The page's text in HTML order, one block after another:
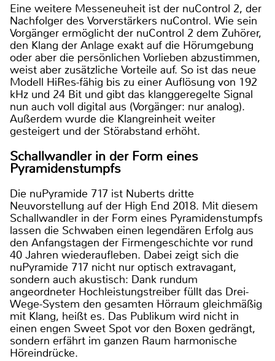
Eine weitere Messeneuheit ist der nuControl 2, der
Nachfolger des Vorverstärkers nuControl. Wie sein
Vorgänger ermöglicht der nuControl 2 dem Zuhörer,
den Klang der Anlage exakt auf die Hörumgebung
oder aber die persönlichen Vorlieben abzustimmen,
weist aber zusätzliche Vorteile auf. So ist das neue
Modell HiRes-fähig bis zu einer Auflösung von 192
kHz und 24 Bit und gibt das klanggeregelte Signal
nun auch voll digital aus (Vorgänger: nur analog).
Außerdem wurde die Klangreinheit weiter
gesteigert und der Störabstand erhöht.
Schallwandler in der Form eines
Pyramidenstumpfs
Die nuPyramide 717 ist Nuberts dritte
Neuvorstellung auf der High End 2018. Mit diesem
Schallwandler in der Form eines Pyramidenstumpfs
lassen die Schwaben einen legendären Erfolg aus
den Anfangstagen der Firmengeschichte vor rund
40 Jahren wiederaufleben. Dabei zeigt sich die
nuPyramide 717 nicht nur optisch extravagant,
sondern auch akustisch: Dank rundum
angeordneter Hochleistungstreiber füllt das Drei-
Wege-System den gesamten Hörraum gleichmäßig
mit Klang, heißt es. Das Publikum wird nicht in
einen engen Sweet Spot vor den Boxen gedrängt,
sondern erfährt im ganzen Raum harmonische
Höreindrücke.